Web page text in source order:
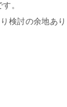
。
検討の余地あり